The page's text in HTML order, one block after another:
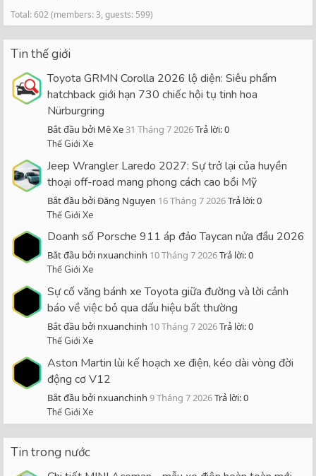
Total: 602 (members: 3, guests: 599)
Tin thế giới
Toyota GRMN Corolla 2026 lộ diện: Siêu phẩm
hatchback giới hạn 730 chiếc hội tụ tinh hoa
Nürburgring
Bắt đầu bởi Mê Xe31 Tháng 7 2026Trả lời: 0
Thế Giới Xe
Jeep Wrangler Laredo 2027: Sự trở lại của huyền
thoại off-road mang phong cách cao bồi Mỹ
Bắt đầu bởi Đăng Nguyen 16 Tháng 7 2026Trả lời: 0
Thế Giới Xe
Doanh số Porsche 911 áp đảo Taycan nửa đầu 2026
Bắt đầu bởi nxuanchinh 10 Tháng 7 2026Trả lời: 0
Thế Giới Xe
Sự cố văng bánh xe Toyota giữa đường và lời cảnh
báo về việc bỏ qua dấu hiệu bất thường
Bắt đầu bởi nxuanchinh 10 Tháng 7 2026Trả lời: 0
Thế Giới Xe
Aston Martin lùi kế hoạch xe điện, kéo dài vòng đời
động cơ V12
Bắt đầu bởi nxuanchinh 9 Tháng 7 2026Trả lời: 0
Thế Giới Xe
Tin trong nước